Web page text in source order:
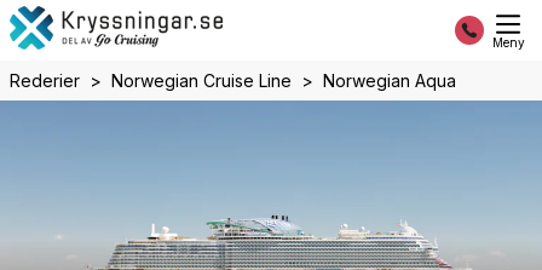
Meny
Rederier Norwegian Cruise Line Norwegian Aqua